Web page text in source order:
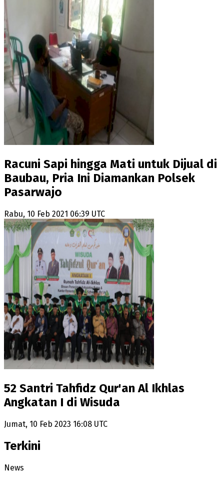
Racuni Sapi hingga Mati untuk Dijual di
Baubau, Pria Ini Diamankan Polsek
Pasarwajo
Rabu, 10 Feb 2021 06:39 UTC
52 Santri Tahfidz Qur'an Al Ikhlas
Angkatan I di Wisuda
Jumat, 10 Feb 2023 16:08 UTC
Terkini
News